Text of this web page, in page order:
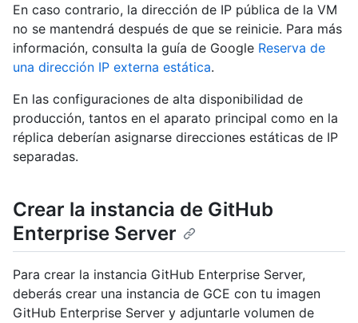
En caso contrario, la dirección de IP pública de la VM
no se mantendrá después de que se reinicie. Para más
información, consulta la guía de Google Reserva de
una dirección IP externa estática.
En las configuraciones de alta disponibilidad de
producción, tantos en el aparato principal como en la
réplica deberían asignarse direcciones estáticas de IP
separadas.
Crear la instancia de GitHub
Enterprise Server
Para crear la instancia GitHub Enterprise Server,
deberás crear una instancia de GCE con tu imagen
GitHub Enterprise Server y adjuntarle volumen de